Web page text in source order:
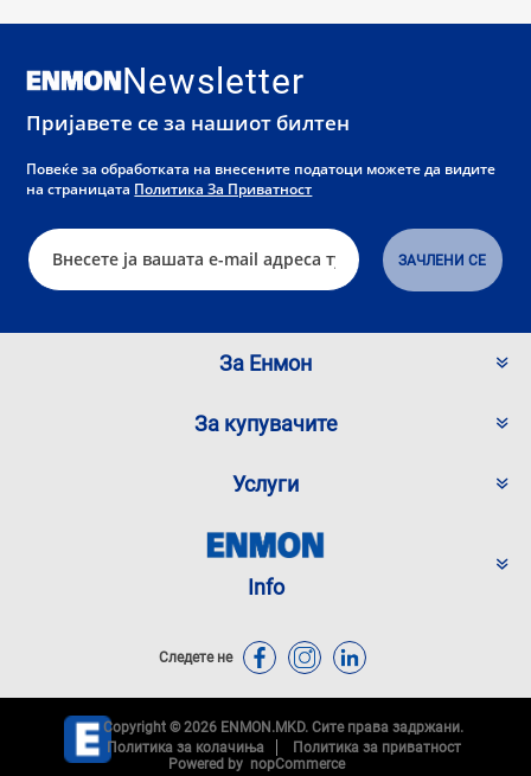
Newsletter
Пријавете се за нашиот билтен
Повеќе за обработката на внесените податоци можете да видите
на страницата Политика За Приватност
За Енмон
За купувачите
Услуги
Info
Следете не
Copyright © 2026 ENMON.MKD. Сите права задржани.
Политика за колачиња
Политика за приватност
Powered by nopCommerce